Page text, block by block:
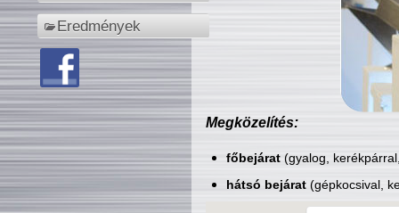
Eredmények
Megközelítés:
főbejárat(gyalog,
hátsó bejárat(gépkocsival,